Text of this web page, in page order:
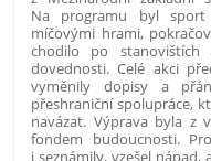
Na programu byl sport
míčovými hrami,
chodilo po
dovednosti. Celé akci
vyměnily dopisy a
přeshraniční spolupráce,
navázat. Výprava byla z
fondem budoucnosti.
i seznámily, vzešel